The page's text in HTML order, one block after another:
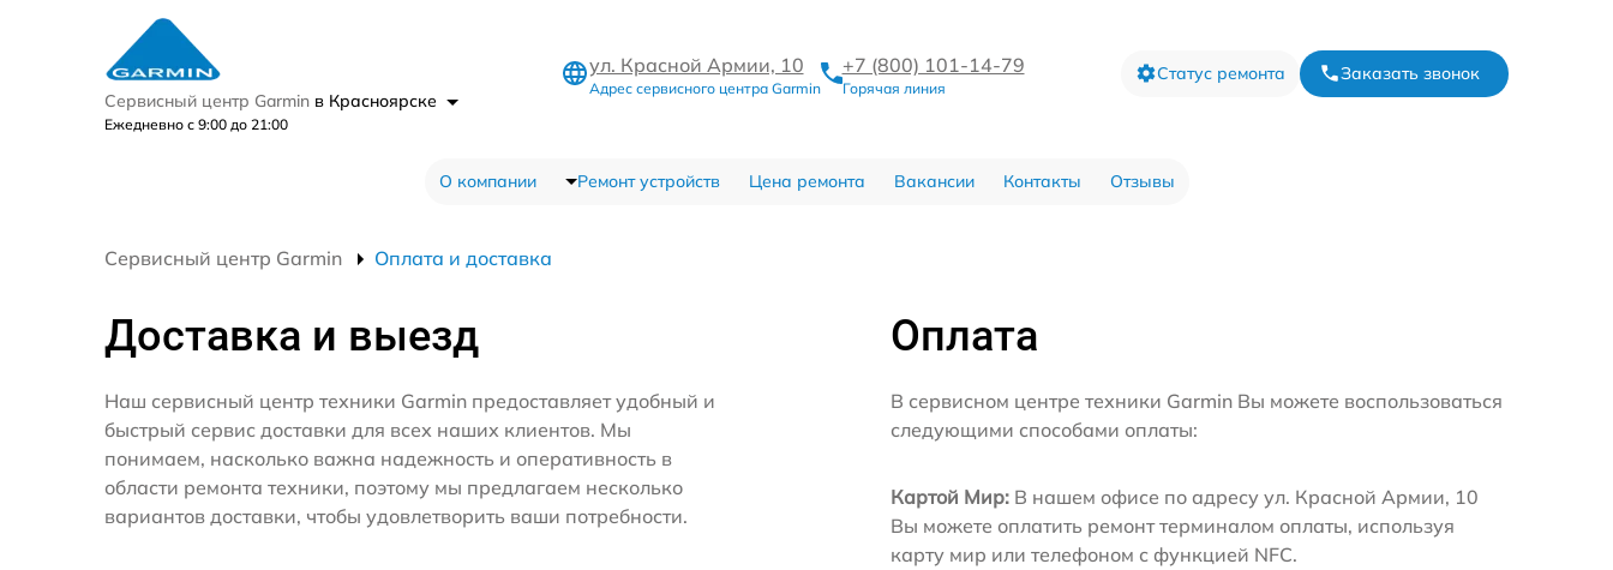
Сервисный центр Garmin в Красноярске
Ежедневно с 9:00 до 21:00
ул. Красной Армии, 10
Адрес сервисного центра Garmin
+7 (800) 101-14-79
Горячая линия
Статус ремонта Заказать звонок
О компании Ремонт устройств Цена ремонта Вакансии Контакты Отзывы
Сервисный центр Garmin Оплата и доставка
Доставка и выезд
Наш сервисный центр техники Garmin предоставляет удобный и
быстрый сервис доставки для всех наших клиентов. Мы
понимаем, насколько важна надежность и оперативность в
области ремонта техники, поэтому мы предлагаем несколько
вариантов доставки, чтобы удовлетворить ваши потребности.
Оплата
В сервисном центре техники Garmin Вы можете воспользоваться
следующими способами оплаты:
Картой Мир: В нашем офисе по адресу ул. Красной Армии, 10
Вы можете оплатить ремонт терминалом оплаты, используя
карту мир или телефоном с функцией NFC.